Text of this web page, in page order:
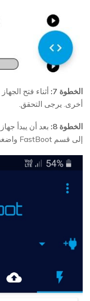
الخطوة 7:
أثناء فتح
أخرى. يرجى التحقق.
الخطوة 8:
إلى قسم FastBoot واضغط على زر "Fastboot Shell".